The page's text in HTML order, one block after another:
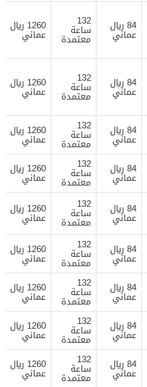
84 ريال
عماني
132
ساعة
معتمدة
1260 ريال
عماني
84 ريال
عماني
132
ساعة
معتمدة
1260 ريال
عماني
84 ريال
عماني
132
ساعة
معتمدة
1260 ريال
عماني
84 ريال
عماني
132
ساعة
معتمدة
1260 ريال
عماني
84 ريال
عماني
132
ساعة
معتمدة
1260 ريال
عماني
84 ريال
عماني
132
ساعة
معتمدة
1260 ريال
عماني
84 ريال
عماني
132
ساعة
معتمدة
1260 ريال
عماني
84 ريال
عماني
132
ساعة
معتمدة
1260 ريال
عماني
84 ريال
عماني
132
ساعة
معتمدة
1260 ريال
عماني